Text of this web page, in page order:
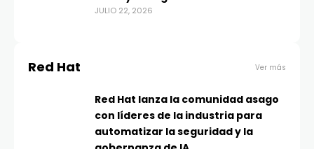
JULIO 22, 2026
Red Hat Ver más
Red Hat lanza la comunidad asago
con líderes de la industria para
automatizar la seguridad y la